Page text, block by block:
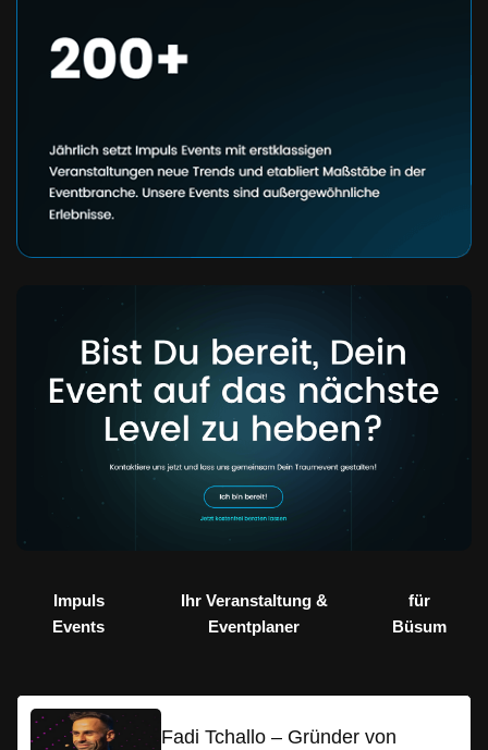
Impuls
Events
Ihr Veranstaltung &
Eventplaner
für
Büsum
Fadi Tchallo – Gründer von